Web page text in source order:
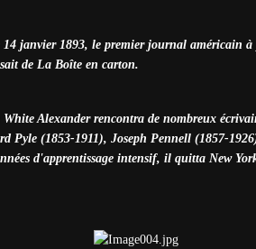
janvier 1893, le premier journal américain
de La Boîte en carton.
Alexander rencontra de nombreux
Pyle (1853-1911), Joseph Pennell (1857-
d'apprentissage intensif, il quitta New